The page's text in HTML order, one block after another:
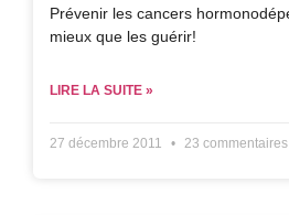
Prévenir les cancers
mieux que les guérir!
LIRE LA SUITE »
27 décembre 2011 23 commentaires